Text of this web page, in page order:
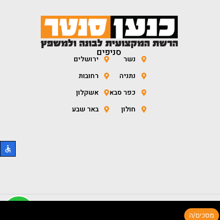
סניפים
נשר
נתניה
כפר סבא
חולון
ירושלים
רחובות
אשקלון
באר שבע
מסכים/ה